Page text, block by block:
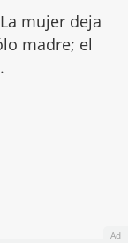
mujer deja
madre; el
Ad